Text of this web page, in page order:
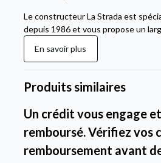
Le constructeur La Strada est
depuis 1986 et vous propose un
En savoir plus
Produits similaires
Un crédit vous engage
remboursé. Vérifiez vos
remboursement avant